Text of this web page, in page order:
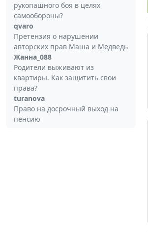
рукопашного боя в целях
самообороны?
qvaro
Претензия о нарушении
авторских прав Маша и Медведь
Жанна_088
Родители выживают из
квартиры. Как защитить свои
права?
turanova
Право на досрочный выход на
пенсию